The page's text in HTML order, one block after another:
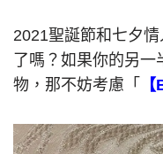
2021聖誕節和七夕
了嗎？如果你的另
物，那不妨考慮「